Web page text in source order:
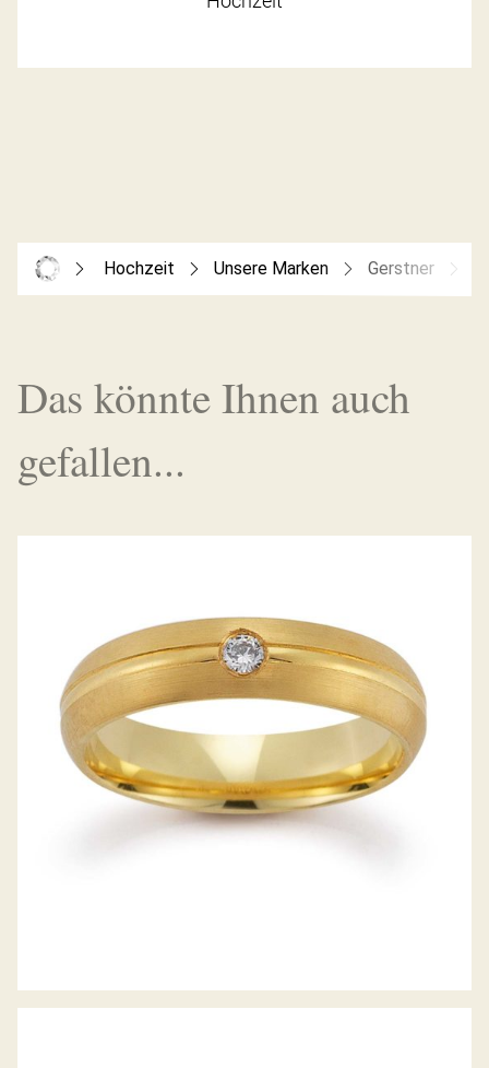
Hochzeit Unsere Marken Gerstner
Das könnte Ihnen auch
gefallen...
GERSTNER TRAURINGE